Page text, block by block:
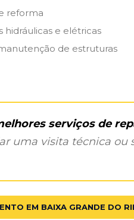
reforma
hidráulicas e elétricas
de estruturas
serviços de
uma visita técnica ou
EM BAIXA GRANDE DO